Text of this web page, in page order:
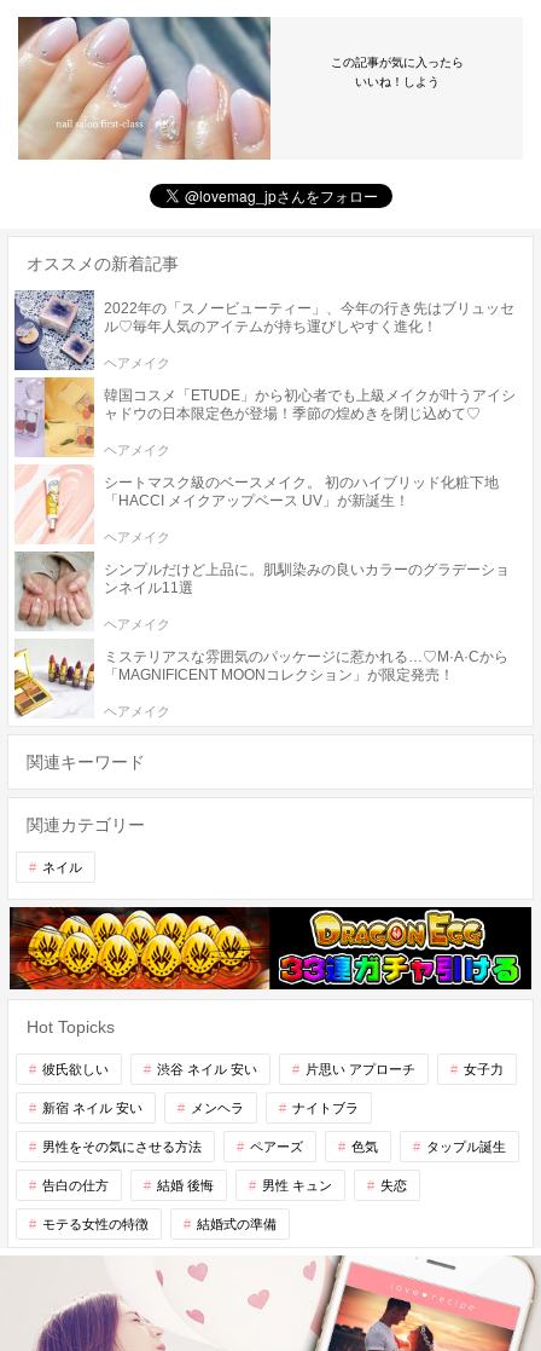
この記事が気に入ったら
いいね！しよう
オススメの新着記事
2022年の「スノービューティー」、今年の行き先はブリュッセ
ル♡毎年人気のアイテムが持ち運びしやすく進化！
ヘアメイク
韓国コスメ「ETUDE」から初心者でも上級メイクが叶うアイシ
ャドウの日本限定色が登場！季節の煌めきを閉じ込めて♡
ヘアメイク
シートマスク級のベースメイク。 初のハイブリッド化粧下地
「HACCI メイクアップベース UV」が新誕生！
ヘアメイク
シンプルだけど上品に。肌馴染みの良いカラーのグラデーショ
ンネイル11選
ヘアメイク
ミステリアスな雰囲気のパッケージに惹かれる…♡M·A·Cから
「MAGNIFICENT MOONコレクション」が限定発売！
ヘアメイク
関連キーワード
関連カテゴリー
ネイル
Hot Topicks
彼氏欲しい 渋谷 ネイル 安い 片思い アプローチ 女子力
新宿 ネイル 安い メンヘラ ナイトブラ
男性をその気にさせる方法 ペアーズ 色気 タップル誕生
告白の仕方 結婚 後悔 男性 キュン 失恋
モテる女性の特徴 結婚式の準備